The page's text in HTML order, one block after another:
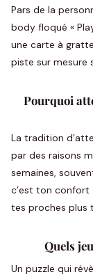
Pars de la
body floqué «
une carte à
piste sur mesure
Pourquoi
La tradition
par des raisons
semaines,
c’est ton confort
tes proches plus
Quels
Un puzzle qui